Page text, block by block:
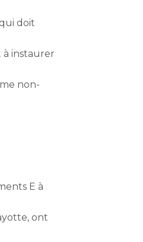
doit
à instaurer
non-
E à
ont